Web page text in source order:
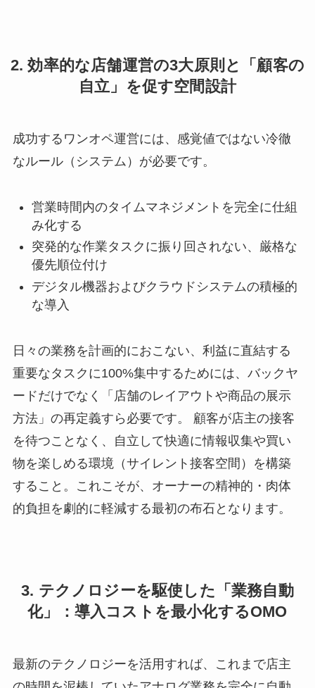
2. 効率的な店舗運営の3大原則と「顧客の
自立」を促す空間設計
成功するワンオペ運営には、感覚値ではない冷徹
なルール（システム）が必要です。
営業時間内のタイムマネジメントを完全に仕組
み化する
突発的な作業タスクに振り回されない、厳格な
優先順位付け
デジタル機器およびクラウドシステムの積極的
な導入
日々の業務を計画的におこない、利益に直結する
重要なタスクに100%集中するためには、バックヤ
ードだけでなく「店舗のレイアウトや商品の展示
方法」の再定義すら必要です。 顧客が店主の接客
を待つことなく、自立して快適に情報収集や買い
物を楽しめる環境（サイレント接客空間）を構築
すること。これこそが、オーナーの精神的・肉体
的負担を劇的に軽減する最初の布石となります。
3. テクノロジーを駆使した「業務自動
化」：導入コストを最小化するOMO
最新のテクノロジーを活用すれば、これまで店主